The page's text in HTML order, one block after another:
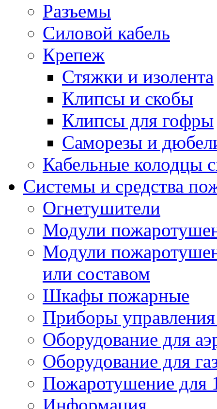
Разъемы
Силовой кабель
Крепеж
Стяжки и изолента
Клипсы и скобы
Клипсы для гофры
Саморезы и
Кабельные колодцы
Системы и средства
Огнетушители
Модули
Модули
или составом
Шкафы пожарные
Приборы
Оборудование для
Оборудование для
Пожаротушение для